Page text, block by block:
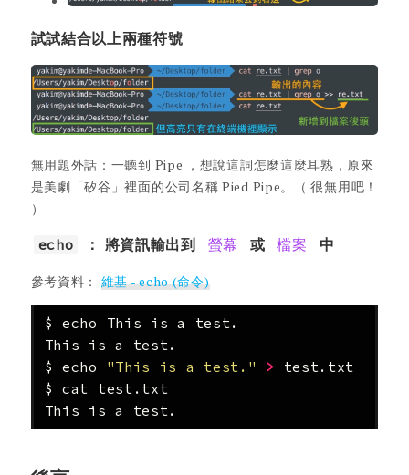
試試結合以上兩種符號
無用題外話：一聽到 Pipe ，想說這詞怎麼這麼耳熟，原來
是美劇「矽谷」裡面的公司名稱 Pied Pipe。（ 很無用吧！
）
echo ： 將資訊輸出到 螢幕 或 檔案 中
參考資料： 維基 - echo (命令)
$ echo This is a test.
$ echo "This is a test." >
$ cat test.txt